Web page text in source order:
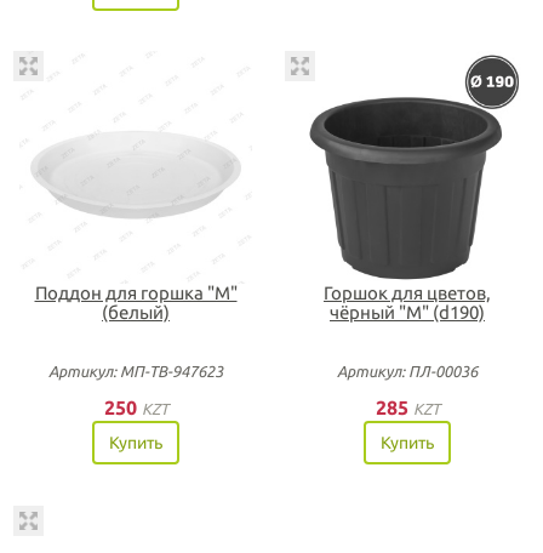
Поддон для горшка "М"
(белый)
Артикул: МП-ТВ-947623
250 KZT
Купить
Горшок для цветов,
чёрный "М" (d190)
Артикул: ПЛ-00036
285 KZT
Купить